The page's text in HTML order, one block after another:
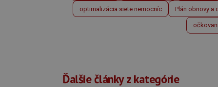
optimalizácia siete nemocníc Plán obnovy a
Ďalšie články z kategórie